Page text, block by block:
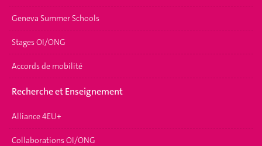
Geneva Summer Schools
Stages OI/ONG
Accords de mobilité
Recherche et Enseignement
Alliance 4EU+
Collaborations OI/ONG